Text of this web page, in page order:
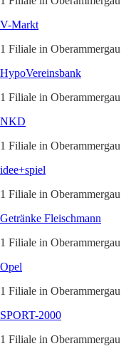
V-Markt
1 Filiale in Oberammergau
HypoVereinsbank
1 Filiale in Oberammergau
NKD
1 Filiale in Oberammergau
idee+spiel
1 Filiale in Oberammergau
Getränke Fleischmann
1 Filiale in Oberammergau
Opel
1 Filiale in Oberammergau
SPORT-2000
1 Filiale in Oberammergau